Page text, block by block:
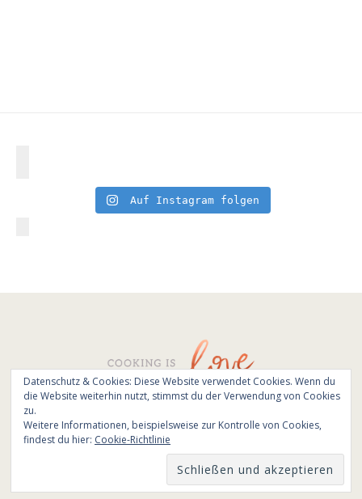
Auf Instagram folgen
© All Rights Reserved - Cooking is love 2017.
Datenschutz & Cookies: Diese Website verwendet Cookies. Wenn du
die Website weiterhin nutzt, stimmst du der Verwendung von Cookies
zu.
Weitere Informationen, beispielsweise zur Kontrolle von Cookies,
findest du hier: Cookie-Richtlinie